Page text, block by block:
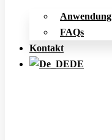
Anwendung
FAQs
Kontakt
DE